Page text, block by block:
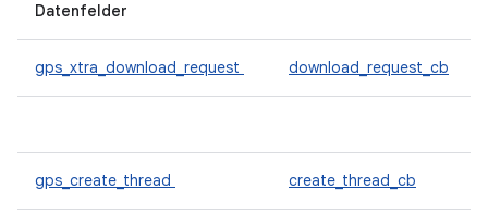
Datenfelder
gps_xtra_download_request download_request_cb
gps_create_thread create_thread_cb